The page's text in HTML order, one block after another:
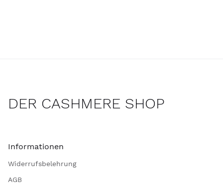
DER CASHMERE SHOP
Informationen
Widerrufsbelehrung
AGB